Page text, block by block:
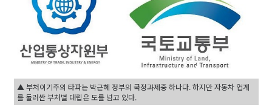
▲ 부처이기주의 타파는 박근혜 정부의 국정과제중 하나다. 하지만 자동차 업계
를 둘러싼 부처별 대립은 도를 넘고 있다.